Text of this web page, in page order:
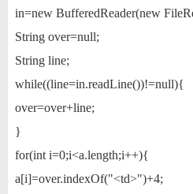
in=new BufferedReader(new
String over=null;
String line;
while((line=in.readLine())!=null){
over=over+line;
}
for(int i=0;i<a.length;i++){
a[i]=over.indexOf("<td>")+4;